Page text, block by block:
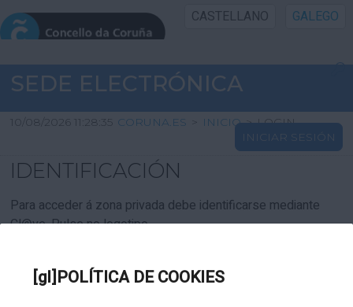
[gl]POLÍTICA DE COOKIES
CASTELLANO GALEGO
INICIO SEDE
INICIO
INFORMACIÓN PÚBLICA
CARTAFOL CIDADÁN
SEDE ELECTRÓNICA
10/08/2026 11:28:35 CORUNA.ES > INICIO > LOGIN
INICIAR SESIÓN
IDENTIFICACIÓN
Para acceder á zona privada debe identificarse mediante
Cl@ve. Pulse no logotipo